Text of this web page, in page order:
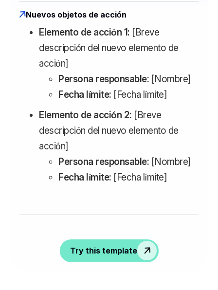
Nuevos objetos de acción
Elemento de acción 1: [Breve
descripción del nuevo elemento de
acción]
Persona responsable: [Nombre]
Fecha límite: [Fecha límite]
Elemento de acción 2: [Breve
descripción del nuevo elemento de
acción]
Persona responsable: [Nombre]
Fecha límite: [Fecha límite]
Try this template